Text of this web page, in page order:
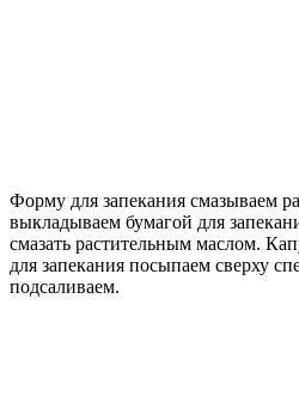
Форму для запекания смазываем
выкладываем бумагой для
смазать растительным маслом.
для запекания посыпаем сверху
подсаливаем.